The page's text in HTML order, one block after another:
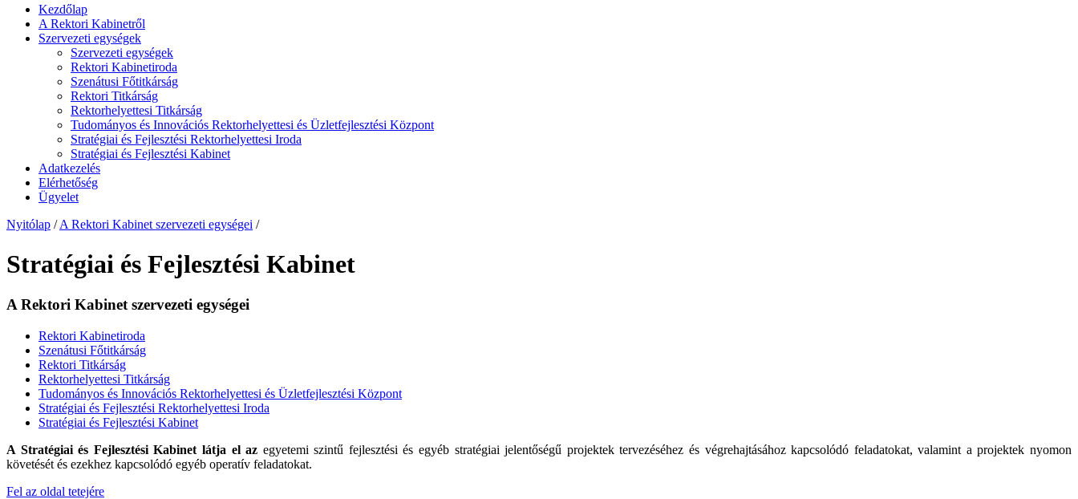
Kezdőlap
A Rektori Kabinetről
Szervezeti egységek
Szervezeti egységek
Rektori Kabinetiroda
Szenátusi Főtitkárság
Rektori Titkárság
Rektorhelyettesi Titkárság
Tudományos és Innovációs Rektorhelyettesi és Üzletfejlesztési Központ
Stratégiai és Fejlesztési Rektorhelyettesi Iroda
Stratégiai és Fejlesztési Kabinet
Adatkezelés
Elérhetőség
Ügyelet
Nyitólap / A Rektori Kabinet szervezeti egységei /
Stratégiai és Fejlesztési Kabinet
A Rektori Kabinet szervezeti egységei
Rektori Kabinetiroda
Szenátusi Főtitkárság
Rektori Titkárság
Rektorhelyettesi Titkárság
Tudományos és Innovációs Rektorhelyettesi és Üzletfejlesztési Központ
Stratégiai és Fejlesztési Rektorhelyettesi Iroda
Stratégiai és Fejlesztési Kabinet
A Stratégiai és Fejlesztési Kabinet látja el az egyetemi szintű fejlesztési és egyéb stratégiai jelentőségű projektek tervezéséhez és végrehajtásához kapcsolódó feladatokat, valamint a projektek nyomon
követését és ezekhez kapcsolódó egyéb operatív feladatokat.
Fel az oldal tetejére